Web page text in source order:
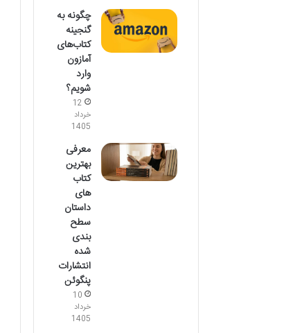
چگونه به
گنجینه
کتاب‌های
آمازون
وارد
شویم؟
12
خرداد
1405
معرفی
بهترین
کتاب
های
داستان
سطح
بندی
شده
انتشارات
پنگوئن
10
خرداد
1405